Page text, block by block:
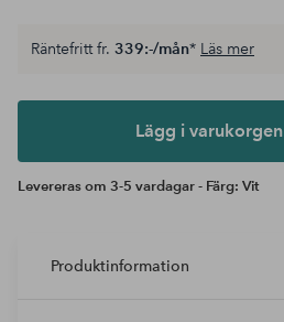
Lägg i
Räntefritt fr. 339:-/mån* Läs mer
Lägg i varukorgen
Levereras om 3-5 vardagar - Färg: Vit
Produktinformation